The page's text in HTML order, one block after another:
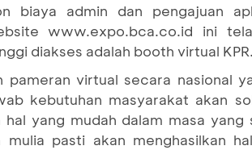
biaya admin dan pengajuan
www.expo.bca.co.id ini
diakses adalah booth virtual KPR.
pameran virtual secara nasional
kebutuhan masyarakat akan
yang mudah dalam masa
pasti akan menghasilkan